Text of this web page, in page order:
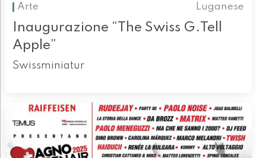
Arte
Luganese
Inaugurazione “The Swiss G.Tell
Apple”
Swissminiatur